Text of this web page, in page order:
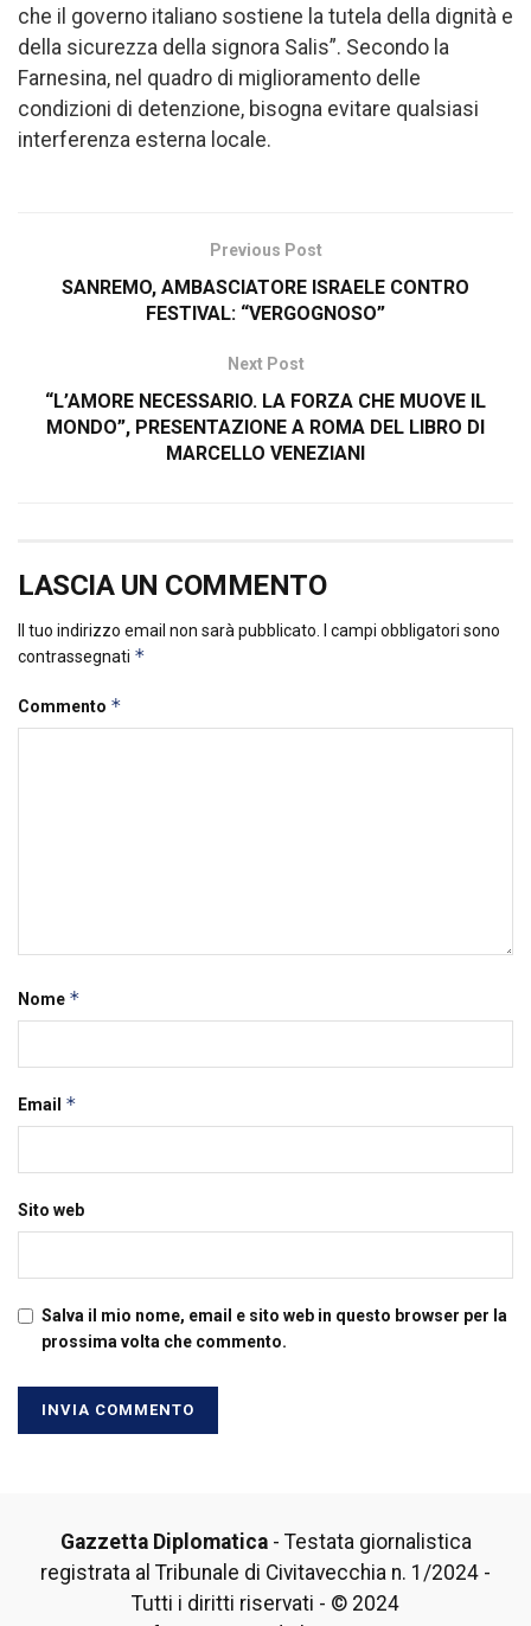
che il governo italiano sostiene la tutela della dignità e
della sicurezza della signora Salis”. Secondo la
Farnesina, nel quadro di miglioramento delle
condizioni di detenzione, bisogna evitare qualsiasi
interferenza esterna locale.
Previous Post
SANREMO, AMBASCIATORE ISRAELE CONTRO
FESTIVAL: “VERGOGNOSO”
Next Post
“L’AMORE NECESSARIO. LA FORZA CHE MUOVE IL
MONDO”, PRESENTAZIONE A ROMA DEL LIBRO DI
MARCELLO VENEZIANI
LASCIA UN COMMENTO
Il tuo indirizzo email non sarà pubblicato.
I campi obbligatori sono
contrassegnati *
Commento *
Nome *
Email *
Sito web
Salva il mio nome, email e sito web in questo browser per la
prossima volta che commento.
Gazzetta Diplomatica- Testata giornalistica
registrata al Tribunale di Civitavecchia n. 1/2024 -
Tutti i diritti riservati - © 2024